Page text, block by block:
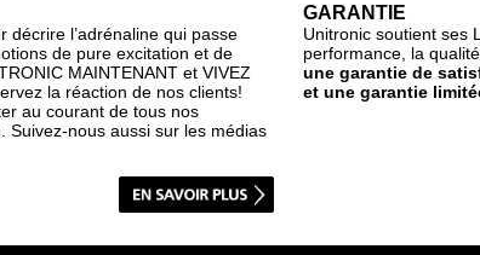
décrire l’adrénaline qui passe
de pure excitation et de
MAINTENANT et VIVEZ
la réaction de nos clients!
au courant de tous nos
Suivez-nous aussi sur les médias
GARANTIE
Unitronic soutient ses
performance, la
une garantie de
et une garantie